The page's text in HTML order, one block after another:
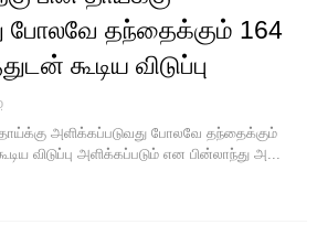
போலவே தந்தைக்கும் 164
கூடிய விடுப்பு
அளிக்கப்படுவது போலவே தந்தைக்கும்
விடுப்பு அளிக்கப்படும் என பின்லாந்து அ...